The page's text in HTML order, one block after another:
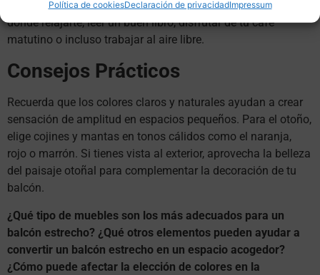
Política de cookiesDeclaración de privacidadImpressum
importar el tamaño de tu balcón, puedes crear un espacio
donde relajarte, leer un buen libro, disfrutar de tu café
matutino o incluso trabajar al aire libre.
Consejos Prácticos
Recuerda que los colores claros y naturales ayudan a crear
sensación de amplitud en espacios pequeños. Para el otoño,
elige cojines y mantas en tonos cálidos como el naranja,
rojo o marrón. Si tienes vista al exterior, aprovecha la belleza
del paisaje otoñal para complementar la decoración de tu
balcón.
¿Qué tipo de muebles son los más adecuados para un
balcón estrecho? ¿Qué otros elementos pueden ayudar a
convertir un balcón estrecho en un espacio acogedor?
¿Cómo puede afectar la elección de colores en la